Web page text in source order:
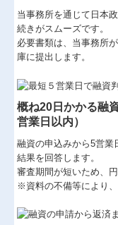
資産運用
IT事業
個人情報保護方針
セミナー案内
採用情報
経営者お役立ち情報
当事務所を通じて 日本
続きがスムーズです。
必要書類は、当事務所
庫に提出します。
概ね20日かかる融
営業日以内）
融資の申込みから5営
結果を回答します。
審査期間が短いため、
※資料の不備等により